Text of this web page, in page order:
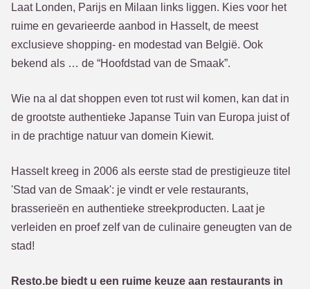
Laat Londen, Parijs en Milaan links liggen. Kies voor het
ruime en gevarieerde aanbod in Hasselt, de meest
exclusieve shopping- en modestad van België. Ook
bekend als … de “Hoofdstad van de Smaak”.
Wie na al dat shoppen even tot rust wil komen, kan dat in
de grootste authentieke Japanse Tuin van Europa juist of
in de prachtige natuur van domein Kiewit.
Hasselt kreeg in 2006 als eerste stad de prestigieuze titel
'Stad van de Smaak': je vindt er vele restaurants,
brasserieën en authentieke streekproducten. Laat je
verleiden en proef zelf van de culinaire geneugten van de
stad!
Resto.be biedt u een ruime keuze aan restaurants in